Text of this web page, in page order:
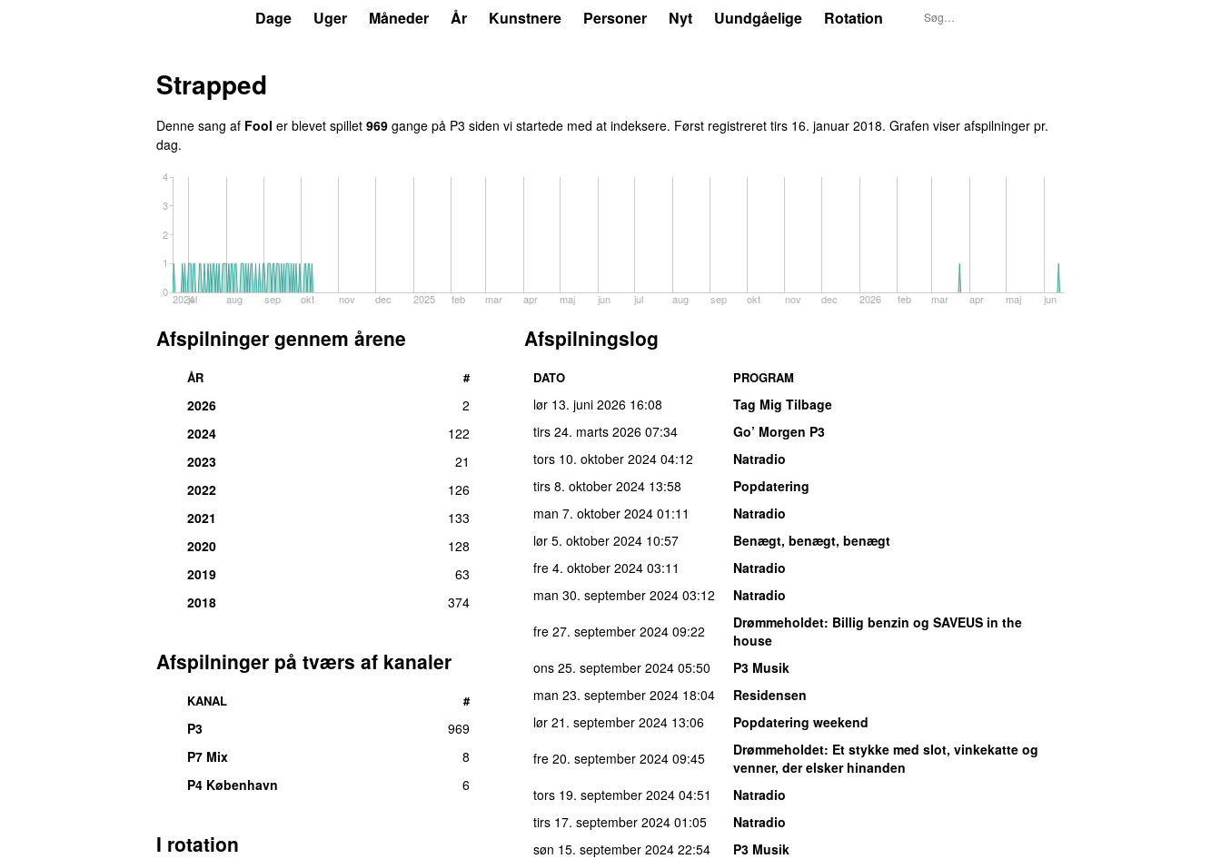
Dage Uger Måneder År Kunstnere Personer Nyt Uundgåelige Rotation
Strapped
Denne sang af Fool er blevet spillet 969 gange på P3 siden vi startede med at indeksere. Først registreret tirs 16. januar 2018. Grafen viser afspilninger pr.
dag.
2024
jul aug sep okt nov dec 2025 feb mar apr maj jun jul aug sep okt nov dec 2026 feb mar apr maj jun
0
1
2
3
4
Afspilninger gennem årene
ÅR #
2026
2
2024
122
2023
21
2022
126
2021
133
2020
128
2019
63
2018
374
Afspilninger på tværs af kanaler
KANAL #
P3
969
P7 Mix
8
P4 København
6
I rotation
Afspilningslog
DATO PROGRAM
lør 13. juni 2026 16:08
Tag Mig Tilbage
tirs 24. marts 2026 07:34
Go’ Morgen P3
tors 10. oktober 2024 04:12
Natradio
tirs 8. oktober 2024 13:58
Popdatering
man 7. oktober 2024 01:11
Natradio
lør 5. oktober 2024 10:57
Benægt, benægt, benægt
fre 4. oktober 2024 03:11
Natradio
man 30. september 2024 03:12
Natradio
fre 27. september 2024 09:22 Drømmeholdet: Billig benzin og SAVEUS in the
house
ons 25. september 2024 05:50
P3 Musik
man 23. september 2024 18:04
Residensen
lør 21. september 2024 13:06
Popdatering weekend
fre 20. september 2024 09:45 Drømmeholdet: Et stykke med slot, vinkekatte og
venner, der elsker hinanden
tors 19. september 2024 04:51
Natradio
tirs 17. september 2024 01:05
Natradio
søn 15. september 2024 22:54
P3 Musik